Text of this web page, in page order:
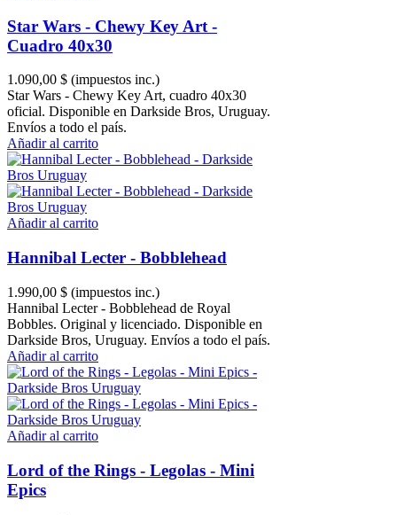
Star Wars - Chewy Key Art -
Cuadro 40x30
1.090,00 $ (impuestos inc.)
Star Wars - Chewy Key Art, cuadro 40x30
oficial. Disponible en Darkside Bros, Uruguay.
Envíos a todo el país.
Añadir al carrito
Añadir al carrito
Hannibal Lecter - Bobblehead
1.990,00 $ (impuestos inc.)
Hannibal Lecter - Bobblehead de Royal
Bobbles. Original y licenciado. Disponible en
Darkside Bros, Uruguay. Envíos a todo el país.
Añadir al carrito
Añadir al carrito
Lord of the Rings - Legolas - Mini
Epics